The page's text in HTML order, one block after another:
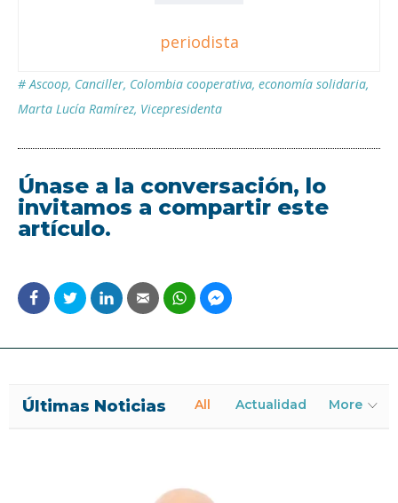
periodista
# Ascoop, Canciller, Colombia cooperativa, economía solidaria,
Marta Lucía Ramírez, Vicepresidenta
Únase a la conversación, lo
invitamos a compartir este
artículo.
Últimas Noticias All Actualidad More